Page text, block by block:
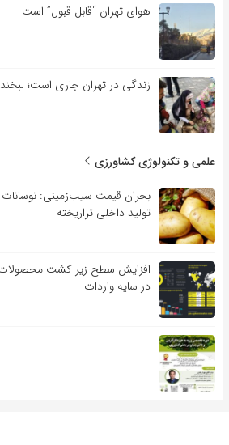
هوای تهران “قابل قبول” است
زندگی در تهران جاری است؛ لبخند
علمی و تکنولوژی کشاورزی
بحران قیمت سیب‌زمینی: نوسانات
تولید داخلی تراریخته
افزایش سطح زیر کشت محصولات
در سایه واردات